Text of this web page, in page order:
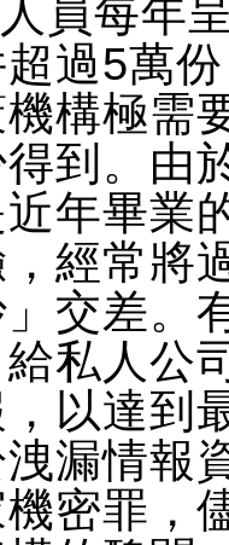
員每年
過5萬
構極需
到。由
年畢業
經常將
交差。
私人公
以達到
漏情報
密罪，